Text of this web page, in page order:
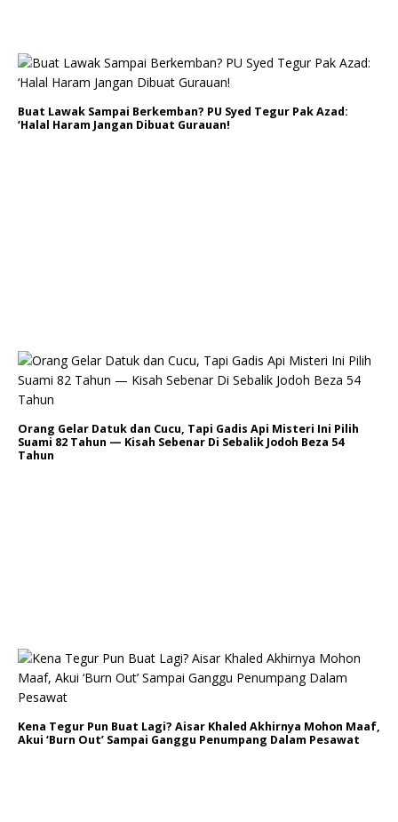
Buat Lawak Sampai Berkemban? PU Syed Tegur Pak Azad:
‘Halal Haram Jangan Dibuat Gurauan!
Orang Gelar Datuk dan Cucu, Tapi Gadis Api Misteri Ini Pilih
Suami 82 Tahun — Kisah Sebenar Di Sebalik Jodoh Beza 54
Tahun
Kena Tegur Pun Buat Lagi? Aisar Khaled Akhirnya Mohon Maaf,
Akui ‘Burn Out’ Sampai Ganggu Penumpang Dalam Pesawat